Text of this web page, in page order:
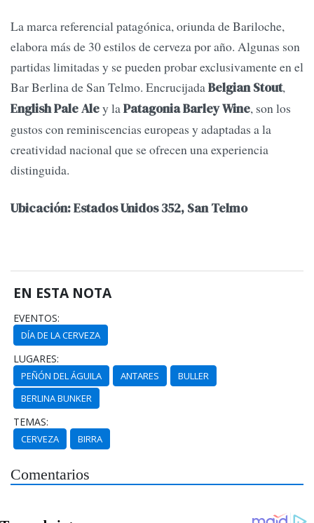
La marca referencial patagónica, oriunda de Bariloche,
elabora más de 30 estilos de cerveza por año. Algunas son
partidas limitadas y se pueden probar exclusivamente en el
Bar Berlina de San Telmo. EncrucijadaBelgian Stout,
English Pale Aley laPatagonia Barley Wine, son los
gustos con reminiscencias europeas y adaptadas a la
creatividad nacional que se ofrecen una experiencia
distinguida.
Ubicación: Estados Unidos 352, San Telmo
EN ESTA NOTA
EVENTOS:
DÍA DE LA CERVEZA
LUGARES:
PEÑÓN DEL ÁGUILA ANTARES
BULLER
BERLINA BUNKER
TEMAS:
CERVEZA BIRRA
Comentarios